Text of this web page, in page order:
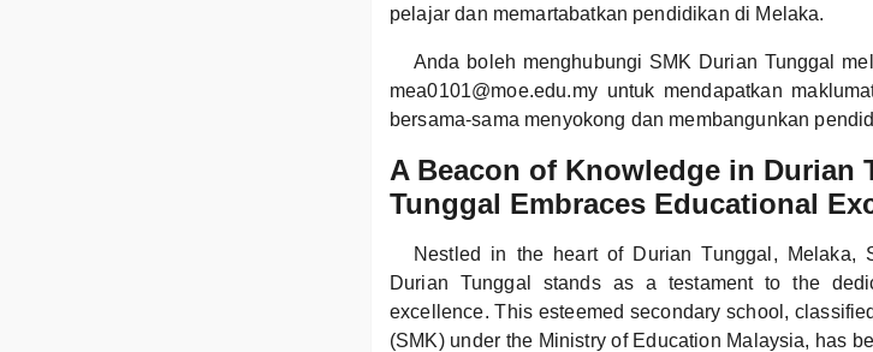
pelajar dan memartabatkan pendidikan di Melaka.
Anda boleh menghubungi SMK Durian Tunggal
mea0101@moe.edu.my untuk mendapatkan
bersama-sama menyokong dan membangunkan
A Beacon of Knowledge in Durian
Tunggal Embraces Educational
Nestled in the heart of Durian Tunggal, Melaka,
Durian Tunggal stands as a testament to the
excellence. This esteemed secondary school,
(SMK) under the Ministry of Education Malaysia, has